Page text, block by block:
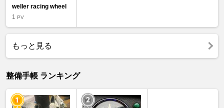
weller racing wheel
1 PV
もっと見る
整備手帳 ランキング